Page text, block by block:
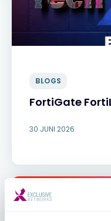
BLOGS
FortiGate
30 JUNI 2026